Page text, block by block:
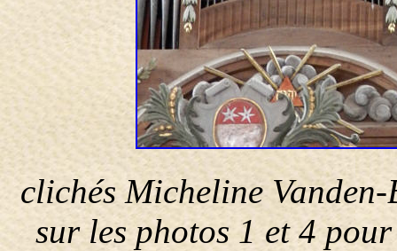
clichés Micheline
sur les photos 1 et 4